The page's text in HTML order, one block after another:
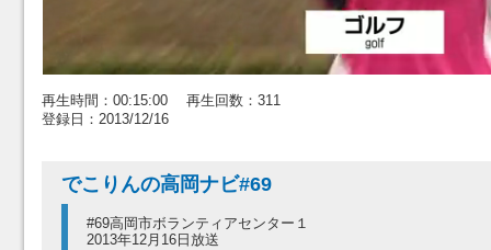
再生時間：00:15:00 再生回数：311
登録日：2013/12/16
でこりんの高岡ナビ#69
#69高岡市ボランティアセンター１
2013年12月16日放送